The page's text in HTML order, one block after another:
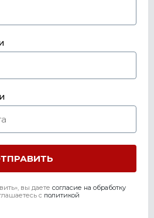
вы даете согласие на обработку
c политикой